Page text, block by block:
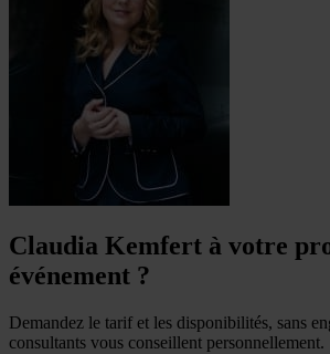
Claudia Kemfert à votre
événement ?
Demandez le tarif et les disponibilités, sans
consultants vous conseillent personnellement.